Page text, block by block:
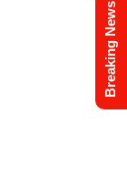
Breaking News